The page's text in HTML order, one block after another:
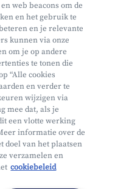
web beacons om de
en het gebruik te
en je relevante
kunnen via onze
om je op andere
te tonen die
“Alle cookies
en verder te
wijzigen via
mee dat, als je
een vlotte werking
informatie over de
doel van het plaatsen
verzamelen en
cookiebeleid